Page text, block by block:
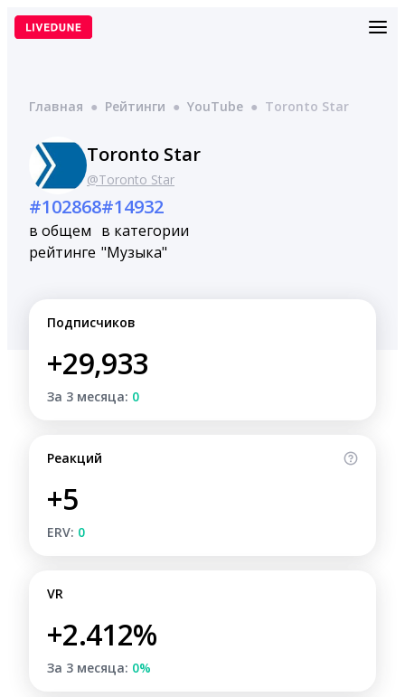
Перейти
Главная ● Рейтинги ● YouTube ● Toronto Star
Toronto Star
@Toronto Star
#102868
в общем
рейтинге
#14932
в категории
"Музыка"
Подписчиков
+29,933
За 3 месяца: 0
Реакций
+5
ERV: 0
VR
+2.412%
За 3 месяца: 0%